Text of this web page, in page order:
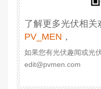
了解更多光伏相
PV_MEN ，
如果您有光伏趣闻或光
edit@pvmen.com